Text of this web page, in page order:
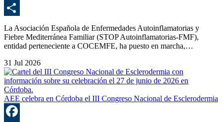
La Asociación Española de Enfermedades Autoinflamatorias y
Fiebre Mediterránea Familiar (STOP Autoinflamatorias-FMF),
entidad perteneciente a COCEMFE, ha puesto en marcha,…
31 Jul 2026
AEE celebra en Córdoba el III Congreso Nacional de Esclerodermia